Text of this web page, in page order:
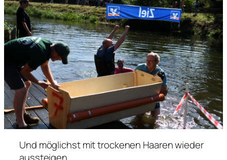
Und möglichst mit trockenen Haaren wieder
aussteigen.